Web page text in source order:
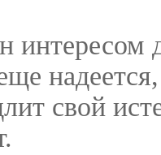
интересом
свой